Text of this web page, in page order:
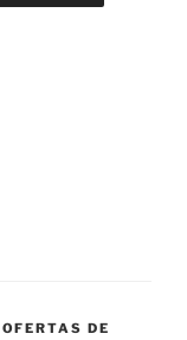
OFERTAS DE